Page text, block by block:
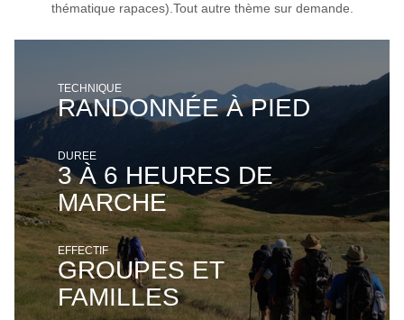
thématique rapaces).Tout autre thème sur demande.
TECHNIQUE
RANDONNÉE À PIED
DURÉE
3 À 6 HEURES DE
MARCHE
EFFECTIF
GROUPES ET
FAMILLES